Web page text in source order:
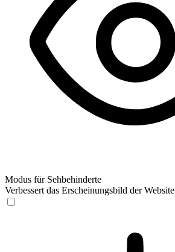
Modus für Sehbehinderte
Verbessert das Erscheinungsbild der Website